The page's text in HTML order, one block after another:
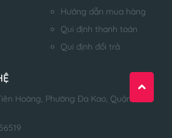
Hướng dẫn mua hàng
Qui định thanh toán
Qui định đổi trả
Hoàng, Phường Đa Kao, Quận 1,